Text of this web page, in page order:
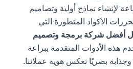
نماذج أولية وتصاميم
الأكواد المتطورة التي
أفضل شركة برمجة وتصميم
الأدوات المتقدمة ببراعة
بصريًا تعكس هوية عملائنا.